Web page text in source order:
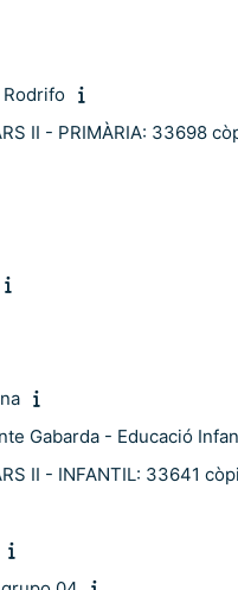
Rodrifo
II - PRIMÀRIA: 33698
Gabarda - Educació
II - INFANTIL: 33641